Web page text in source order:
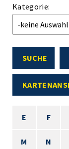
Kategorie:
SUCHE
E F
M N